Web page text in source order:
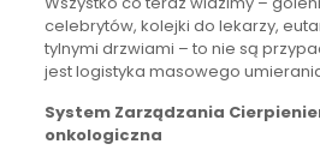
celebrytów, kolejki do lekarzy,
tylnymi drzwiami – to nie są
jest logistyka masowego
System Zarządzania
onkologiczna